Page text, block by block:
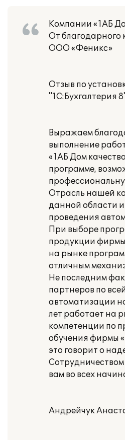
Компании «1АБ
От благодарного
ООО «Феникс»
Отзыв по
"1С:Бухгалтерия
Выражаем
выполнение
«1АБ Дом
программе,
Отрасль нашей
данной области
проведения
При выборе
продукции
на рынке
отличным
Не последним
партнеров по
автоматизации
лет работает на
компетенции по
обучения фирмы
это говорит о
вам во всех
Андрейчук